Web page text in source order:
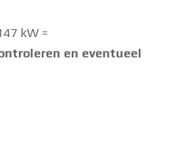
kW =
en eventueel